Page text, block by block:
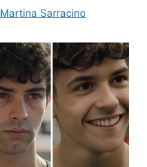
Martina Sarracino